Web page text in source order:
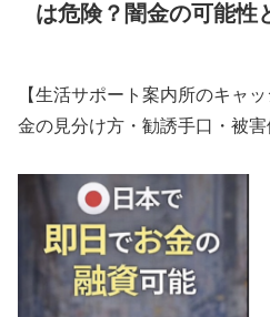
は危険？闇金の可能性
【生活サポート案内所のキャ
金の見分け方・勧誘手口・被